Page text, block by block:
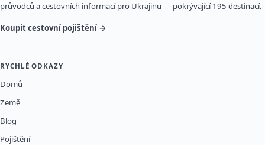
průvodců a cestovních informací pro Ukrajinu — pokrývající 195 destinací.
Koupit cestovní pojištění →
RYCHLÉ ODKAZY
Domů
Země
Blog
Pojištění